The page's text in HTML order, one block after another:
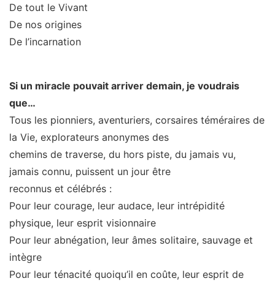
De tout le Vivant
De nos origines
De l’incarnation
Si un miracle pouvait arriver demain, je voudrais
que…
Tous les pionniers, aventuriers, corsaires téméraires de
la Vie, explorateurs anonymes des
chemins de traverse, du hors piste, du jamais vu,
jamais connu, puissent un jour être
reconnus et célébrés :
Pour leur courage, leur audace, leur intrépidité
physique, leur esprit visionnaire
Pour leur abnégation, leur âmes solitaire, sauvage et
intègre
Pour leur ténacité quoiqu’il en coûte, leur esprit de